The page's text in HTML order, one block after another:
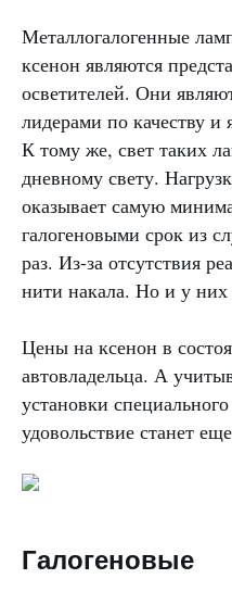
Металлогалогенные
ксенон являются
осветителей. Они
лидерами по качеству и
К тому же, свет таких
дневному свету.
оказывает самую
галогеновыми срок из
раз. Из-за отсутствия
нити накала. Но и у них
Цены на ксенон в
автовладельца. А
установки
удовольствие станет
Галогеновые